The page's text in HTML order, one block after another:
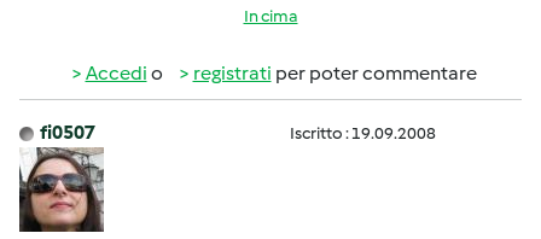
In cima
Accedi o registrati per poter commentare
fi0507 Iscritto : 19.09.2008